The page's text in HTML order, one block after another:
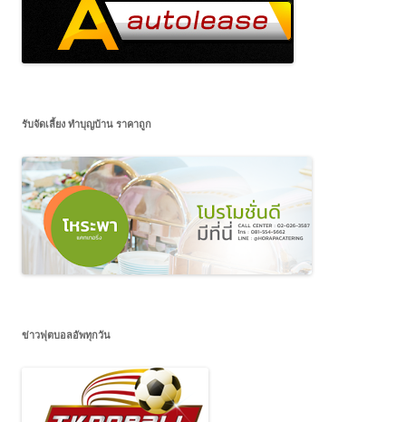
รับจัดเลี้ยง ทำบุญบ้าน ราคาถูก
ข่าวฟุตบอลอัพทุกวัน